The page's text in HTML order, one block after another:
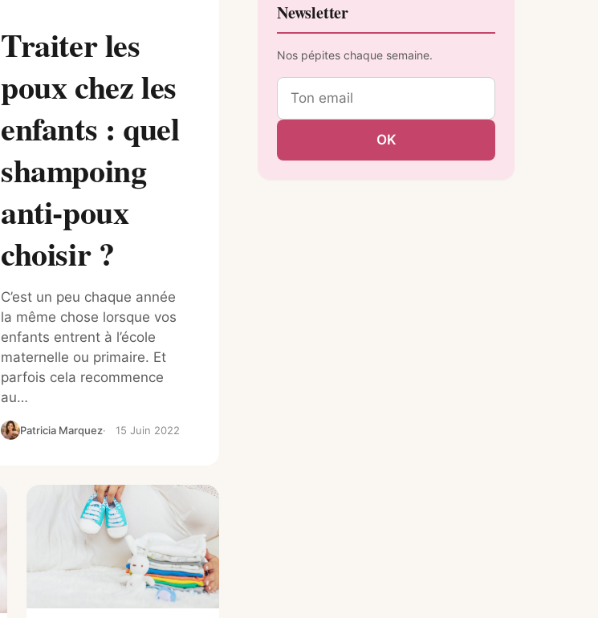
Traiter les
poux chez les
enfants : quel
shampoing
anti-poux
choisir ?
C’est un peu chaque année
la même chose lorsque vos
enfants entrent à l’école
maternelle ou primaire. Et
parfois cela recommence
au…
Patricia Marquez 15 Juin 2022
Newsletter
Nos pépites chaque semaine.
OK